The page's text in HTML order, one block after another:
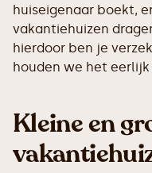
huiseigenaar boekt,
vakantiehuizen
hierdoor ben je
houden we het
Kleine en